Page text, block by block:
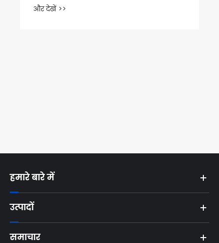
और देखें >>
हमारे बारे में
उत्पादों
समाचार